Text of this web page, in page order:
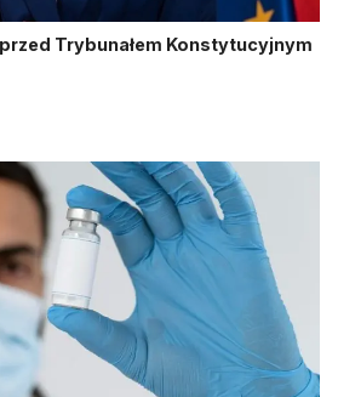
Trybunałem Konstytucyjnym